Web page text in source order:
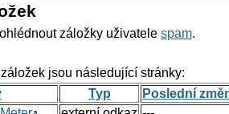
záložky uživatelespam.
jsou následující stránky:
Typ
Poslední